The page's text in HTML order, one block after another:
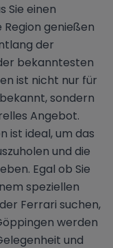
Sie einen
genießen
der
bekanntesten
ist nicht nur für
sondern
Angebot.
ist ideal, um das
und die
Egal ob Sie
speziellen
Ferrari suchen,
werden
und